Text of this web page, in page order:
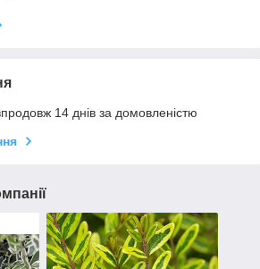
14 днів за домовленістю